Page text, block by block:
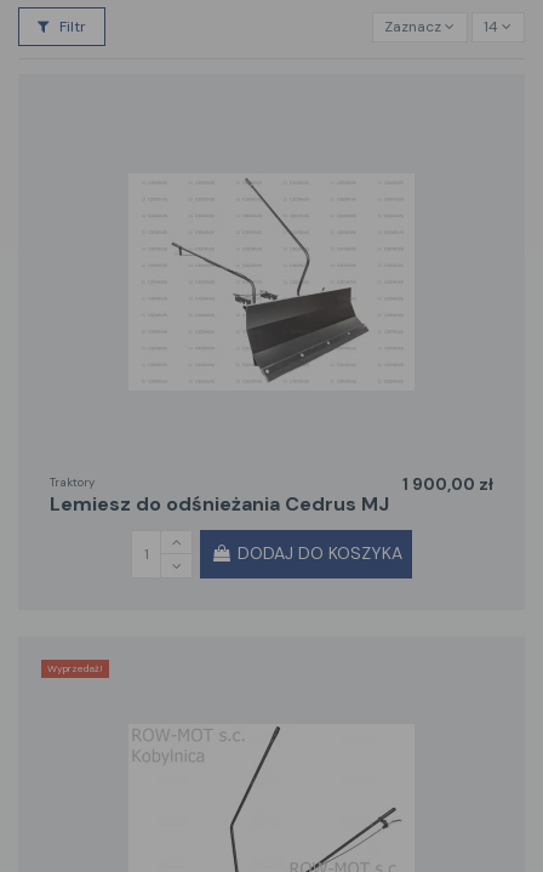
Filtr Zaznacz 14
Traktory
lemiesz do odśnieżania Cedrus MJ
1 900,00 zł
DODAJ DO KOSZYKA
Wyprzedaż!